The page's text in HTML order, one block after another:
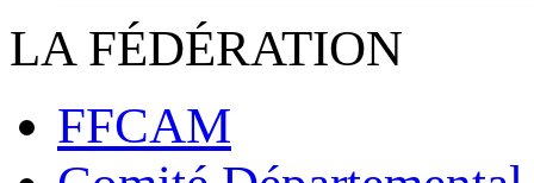
LA FÉDÉRATION
FFCAM